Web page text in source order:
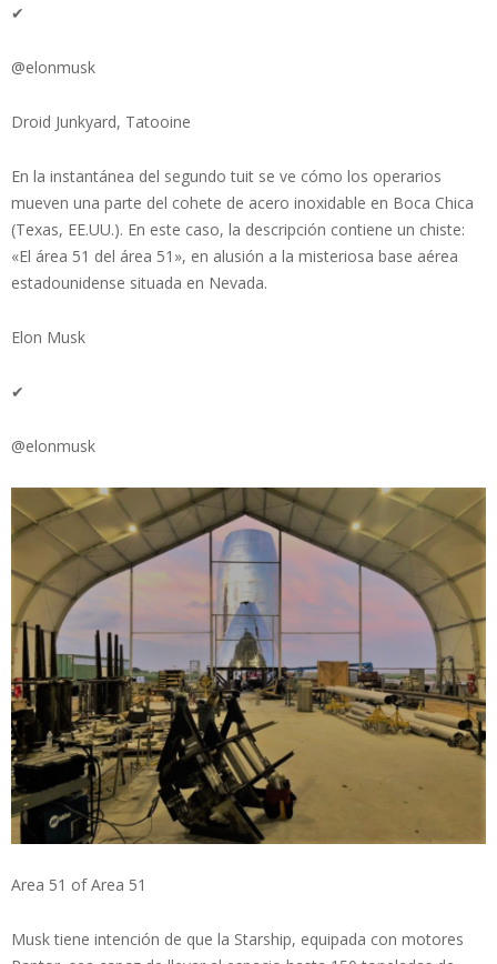
✔
@elonmusk
Droid Junkyard, Tatooine
En la instantánea del segundo tuit se ve cómo los operarios
mueven una parte del cohete de acero inoxidable en Boca Chica
(Texas, EE.UU.). En este caso, la descripción contiene un chiste:
«El área 51 del área 51», en alusión a la misteriosa base aérea
estadounidense situada en Nevada.
Elon Musk
✔
@elonmusk
Area 51 of Area 51
Musk tiene intención de que la Starship, equipada con motores